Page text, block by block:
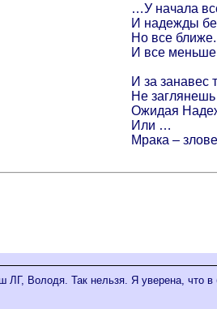
…У начала
И надежды
Но все
И все
И за занавес
Не
Ожидая
Или …
Мрака –
ЛГ, Володя. Так нельзя. Я уверена,